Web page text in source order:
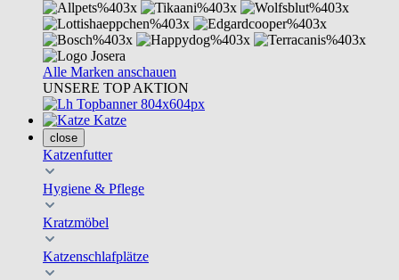
Alle Marken anschauen
UNSERE TOP AKTION
Katze
close
Katzenfutter
Hygiene & Pflege
Kratzmöbel
Katzenschlafplätze